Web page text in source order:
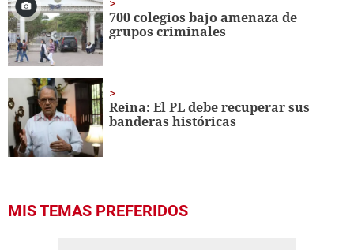
700 colegios bajo amenaza de
grupos criminales
Reina: El PL debe recuperar sus
banderas históricas
MIS TEMAS PREFERIDOS